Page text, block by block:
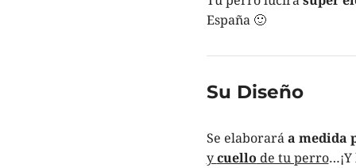
España 🙂
Su Diseño
Se elaboraráa medida
ycuello de tu perro…¡Y